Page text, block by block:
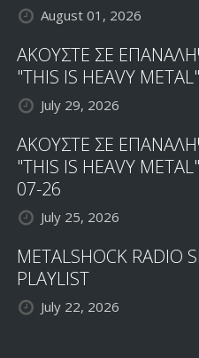
August 01, 2026
ΑΚΟΥΣΤΕ ΣΕ
"THIS IS HEAVY
July 29, 2026
ΑΚΟΥΣΤΕ ΣΕ
"THIS IS HEAVY
07-26
July 25, 2026
METALSHOCK RADIO
PLAYLIST
July 22, 2026